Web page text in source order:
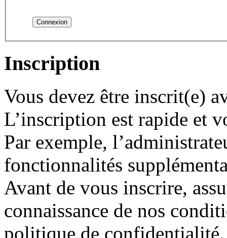
Inscription
Vous devez être inscrit(e)
L’inscription est rapide et
Par exemple,
fonctionnalités
Avant de vous inscrire,
connaissance de nos
politique de